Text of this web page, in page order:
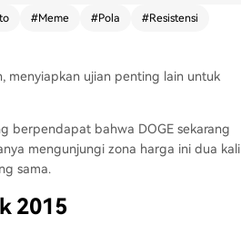
#Meme #Pola #Resistensi
menyiapkan ujian penting lain untuk
berpendapat bahwa DOGE sekarang
mengunjungi zona harga ini dua kali
sama.
2015